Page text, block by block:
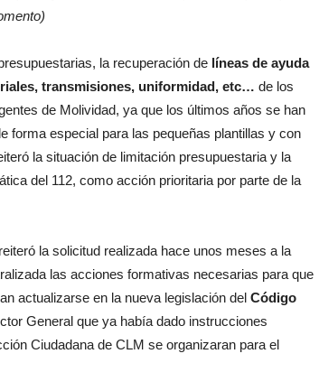
la recuperación de líneas de ayuda
transmisiones, uniformidad, etc… de los
de Molividad, ya que los últimos años se han
forma especial para las pequeñas plantillas y con
la situación de limitación presupuestaria y la
del 112, como acción prioritaria por parte de la
la solicitud realizada hace unos meses a la
las acciones formativas necesarias para que
actualizarse en la nueva legislación del Código
General que ya había dado instrucciones
Ciudadana de CLM se organizaran para el